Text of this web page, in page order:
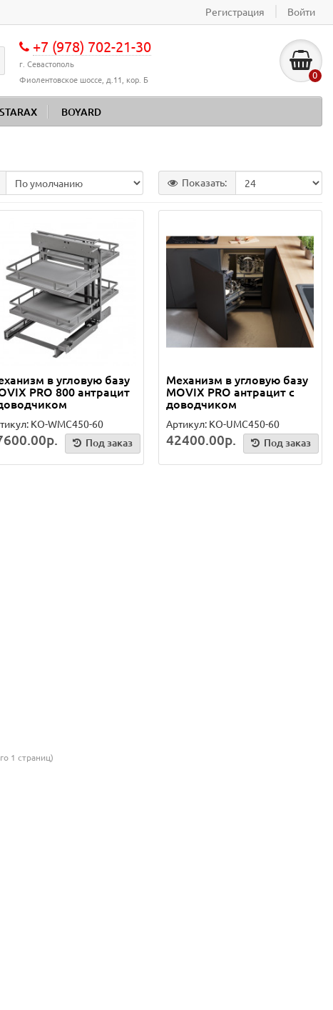
Регистрация Войти
+7 (978) 702-21-30
г. Севастополь
Фиолентовское шоссе, д.11, кор. Б
0
STARAX BOYARD
Показать:
в угловую базу
PRO 800 антрацит
KO-WMC450-60
Под заказ
Механизм в угловую базу
MOVIX PRO антрацит с
доводчиком
Артикул: KO-UMC450-60
42400.00р. Под заказ
1 страниц)